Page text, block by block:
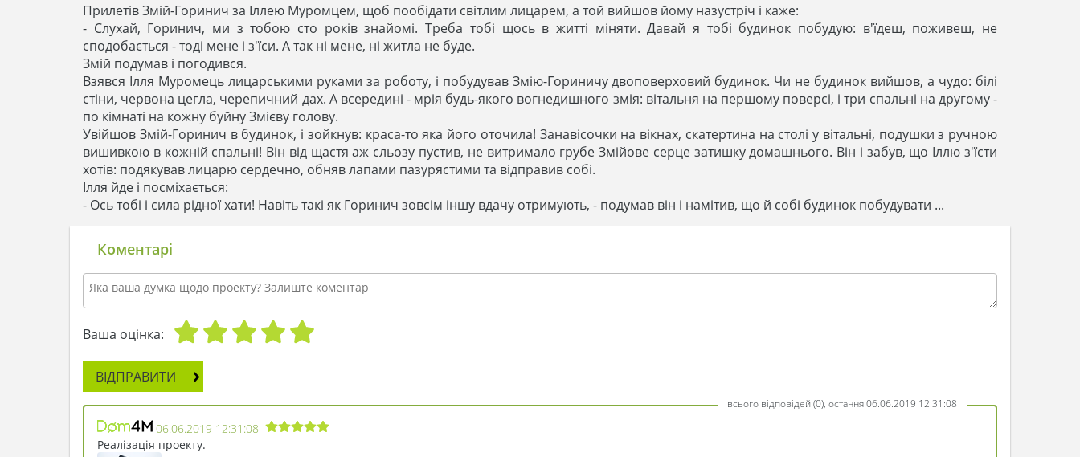
Прилетів Змій-Горинич за Іллею Муромцем, щоб пообідати світлим лицарем, а той вийшов йому назустріч і каже:
- Слухай, Горинич, ми з тобою сто років знайомі. Треба тобі щось в житті міняти. Давай я тобі будинок побудую: в'їдеш, поживеш, не
сподобається - тоді мене і з'їси. А так ні мене, ні житла не буде.
Змій подумав і погодився.
Взявся Ілля Муромець лицарськими руками за роботу, і побудував Змію-Гориничу двоповерховий будинок. Чи не будинок вийшов, а чудо: білі
стіни, червона цегла, черепичний дах. А всередині - мрія будь-якого вогнедишного змія: вітальня на першому поверсі, і три спальні на другому -
по кімнаті на кожну буйну Змієву голову.
Увійшов Змій-Горинич в будинок, і зойкнув: краса-то яка його оточила! Занавісочки на вікнах, скатертина на столі у вітальні, подушки з ручною
вишивкою в кожній спальні! Він від щастя аж сльозу пустив, не витримало грубе Змійове серце затишку домашнього. Він і забув, що Іллю з'їсти
хотів: подякував лицарю сердечно, обняв лапами пазурястими та відправив собі.
Ілля йде і посміхається:
- Ось тобі і сила рідної хати! Навіть такі як Горинич зовсім іншу вдачу отримують, - подумав він і намітив, що й собі будинок побудувати ...
Коментарі
Ваша оцінка:
ВІДПРАВИТИ
всього відповідей (0), остання 06.06.2019 12:31:08
06.06.2019 12:31:08
Реалізація проекту.